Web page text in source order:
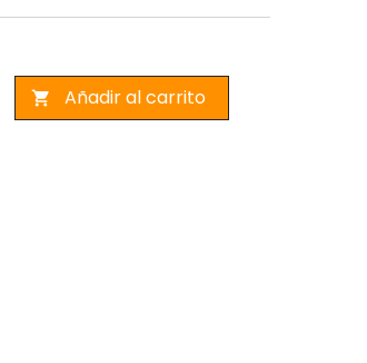
 Añadir al carrito